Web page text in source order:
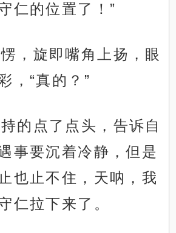
仁的位置了！”
，旋即嘴角上扬，眼
，“真的？”
的点了点头，告诉自
事要沉着冷静，但是
也止不住，天呐，我
仁拉下来了。